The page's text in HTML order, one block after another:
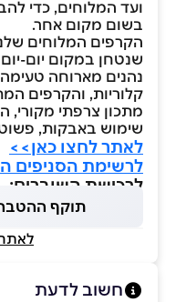
ועד המלוחים, כדי
בשום מקום אחר.
הקרפים המלוחים
שנטחן במקום יום-
נהנים מארוחה
קלוריות, והקרפים
מתכון צרפתי מקורי,
שימוש באבקות,
לאתר לחצו כאן>>
לרשימת הסניפים
לרכישת השוברים:
תוקף ההטבה עד -
חשוב לדעת